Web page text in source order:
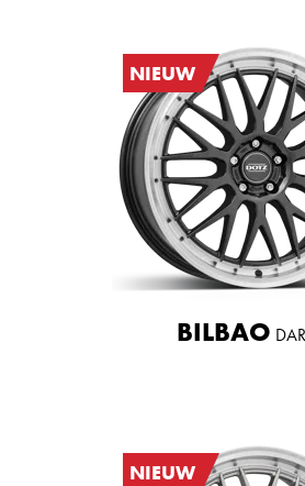
NIEUW
BILBAO
NIEUW